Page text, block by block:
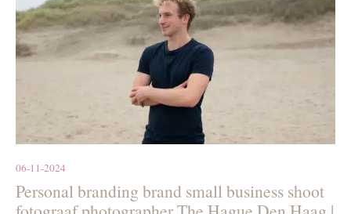
06-11-2024
Personal branding brand small business shoot